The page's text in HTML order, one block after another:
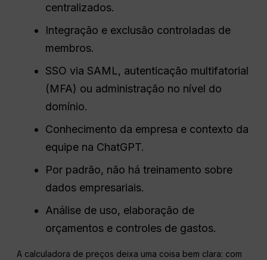
centralizados.
Integração e exclusão controladas de
membros.
SSO via SAML, autenticação multifatorial
(MFA) ou administração no nível do
domínio.
Conhecimento da empresa e contexto da
equipe na ChatGPT.
Por padrão, não há treinamento sobre
dados empresariais.
Análise de uso, elaboração de
orçamentos e controles de gastos.
A calculadora de preços deixa uma coisa bem clara: com